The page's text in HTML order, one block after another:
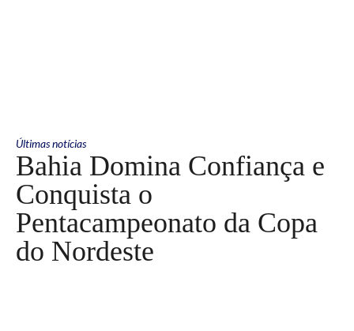
Últimas notícias
Bahia Domina Confiança e
Conquista o
Pentacampeonato da Copa
do Nordeste